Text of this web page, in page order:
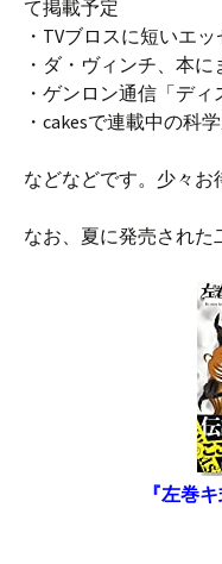
て掲載予定
・TVブロスに短いエッ
・ダ・ヴィンチ、本
・ゲンロン通信「デ
・cakesで連載中の科
などなどです。少々お
なお、夏に発売された
『左巻